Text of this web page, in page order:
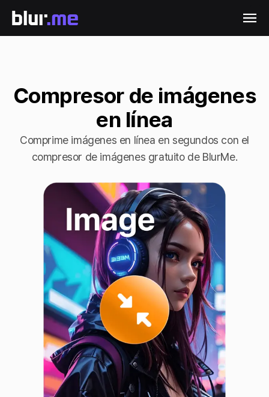
Compresor de imágenes
en línea
Comprime imágenes en línea en segundos con el
compresor de imágenes gratuito de BlurMe.